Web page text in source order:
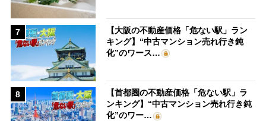
7
【大阪の不動産価格「危ない駅」ラン
キング】“中古マンション売れ行き鈍
化”のワース…
8
【首都圏の不動産価格「危ない駅」ラ
ンキング】“中古マンション売れ行き鈍
化”のワー…